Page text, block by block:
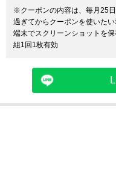
※クーポンの内容は、毎月25
過ぎてからクーポンを使いた
端末でスクリーンショットを
組1回1枚有効